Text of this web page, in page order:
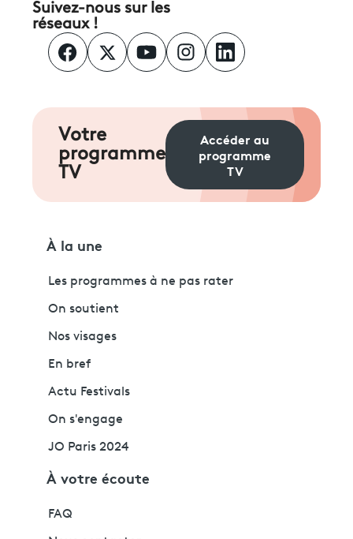
Suivez-nous sur les
réseaux !
Votre
programme
TV
Accéder au
programme
TV
À la une
Les programmes à ne pas rater
On soutient
Nos visages
En bref
Actu Festivals
On s'engage
JO Paris 2024
À votre écoute
FAQ